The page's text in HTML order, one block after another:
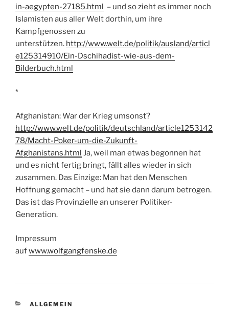
in-aegypten-27185.html – und so zieht es immer noch
Islamisten aus aller Welt dorthin, um ihre
Kampfgenossen zu
unterstützen. http://www.welt.de/politik/ausland/articl
e125314910/Ein-Dschihadist-wie-aus-dem-
Bilderbuch.html
*
Afghanistan: War der Krieg umsonst?
http://www.welt.de/politik/deutschland/article1253142
78/Macht-Poker-um-die-Zukunft-
Afghanistans.html Ja, weil man etwas begonnen hat
und es nicht fertig bringt, fällt alles wieder in sich
zusammen. Das Einzige: Man hat den Menschen
Hoffnung gemacht – und hat sie dann darum betrogen.
Das ist das Provinzielle an unserer Politiker-
Generation.
Impressum
aufwww.wolfgangfenske.de
KATEGORIEN
ALLGEMEIN